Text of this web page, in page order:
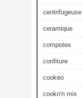
centrifugeuse
ceramique
compotes
confiture
cookeo
cookn'n mix